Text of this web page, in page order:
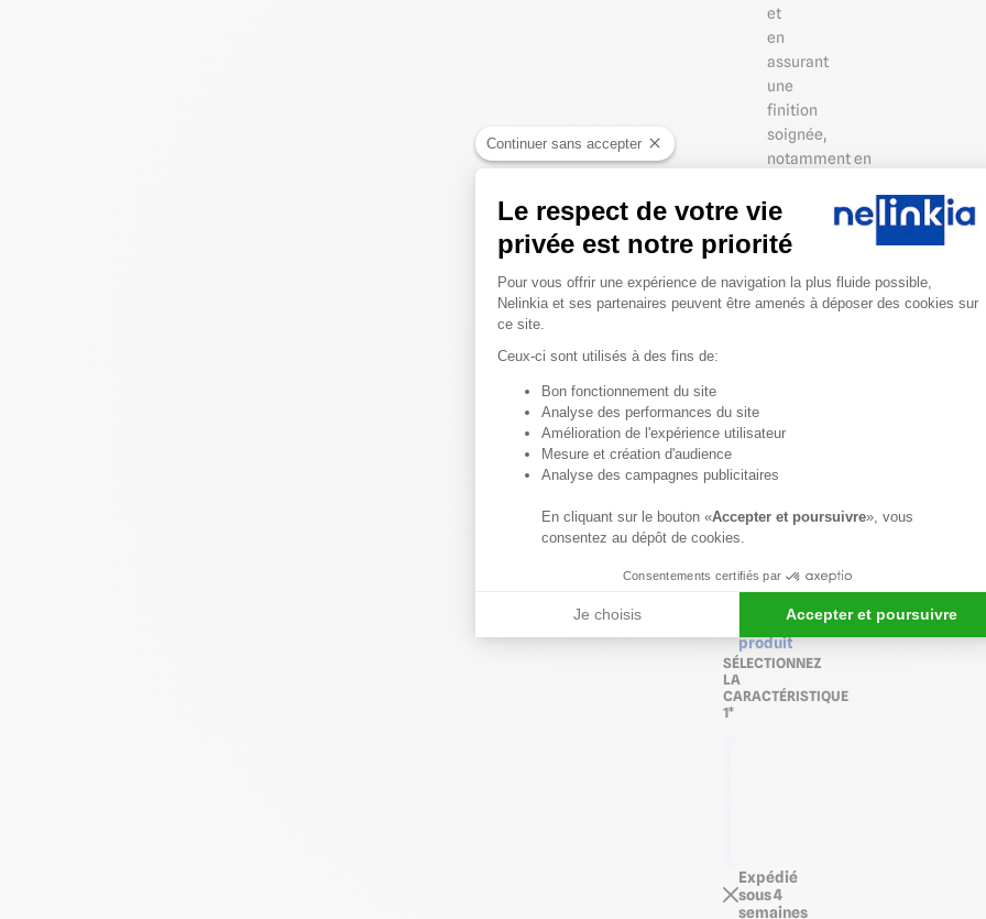
et
en
assurant
une
finition
soignée,
notamment en
les
traits
de
coupe
sur
mm
10
Voir
détails
produit
SÉLECTIONNEZ
LA
CARACTÉRISTIQUE
1*
Expédié
sous 4
semaines
Continuer sans accepter
Le respect de votre vie
privée est notre priorité
Plateforme de Gestion du
Pour vous offrir une expérience de navigation la plus fluide possible,
Nelinkia et ses partenaires peuvent être amenés à déposer des cookies sur
ce site.
Ceux-ci sont utilisés à des fins de:
Bon fonctionnement du site
Analyse des performances du site
Amélioration de l'expérience utilisateur
Mesure et création d'audience
Analyse des campagnes publicitaires
En cliquant sur le bouton «Accepter et poursuivre», vous
consentez au dépôt de cookies.
Consentements certifiés par
Je choisis Accepter et poursuivre
Axeptio consent